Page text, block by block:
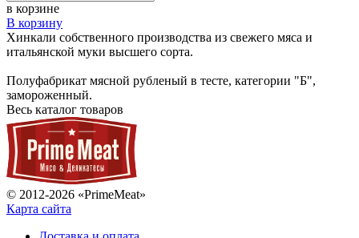
в корзине
В корзину
Хинкали собственного производства из свежего мяса и
итальянской муки высшего сорта.
Полуфабрикат мясной рубленый в тесте, категории "Б",
замороженный.
Весь каталог товаров
© 2012-2026 «PrimeMeat»
Карта сайта